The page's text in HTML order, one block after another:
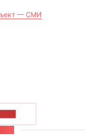
— СМИ